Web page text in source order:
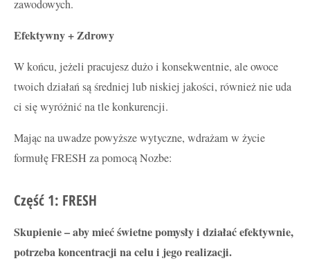
zawodowych.
Efektywny + Zdrowy
W końcu, jeżeli pracujesz dużo i konsekwentnie, ale owoce
twoich działań są średniej lub niskiej jakości, również nie uda
ci się wyróżnić na tle konkurencji.
Mając na uwadze powyższe wytyczne, wdrażam w życie
formułę FRESH za pomocą Nozbe:
Część 1: FRESH
Skupienie – aby mieć świetne pomysły i działać efektywnie,
potrzeba koncentracji na celu i jego realizacji.